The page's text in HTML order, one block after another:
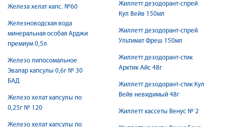
Железа хелат капс. №60
Железноводская вода
минеральная особая Арджи
премиум 0,5л
Железо липосомальное
Эвалар капсулы 0,6г № 30
БАД
Железо хелат капсулы по
0,25г № 120
Железо хелат капсулы по
Жиллетт дезодорант-спрей
Кул Вейв 150мл
Жиллетт дезодорант-спрей
Ультимат Фреш 150мл
Жиллетт дезодорант-стик
Арктик Айс 48г
Жиллетт дезодорант-стик Кул
Вейв невидимый 48г
Жиллетт кассеты Венус № 2